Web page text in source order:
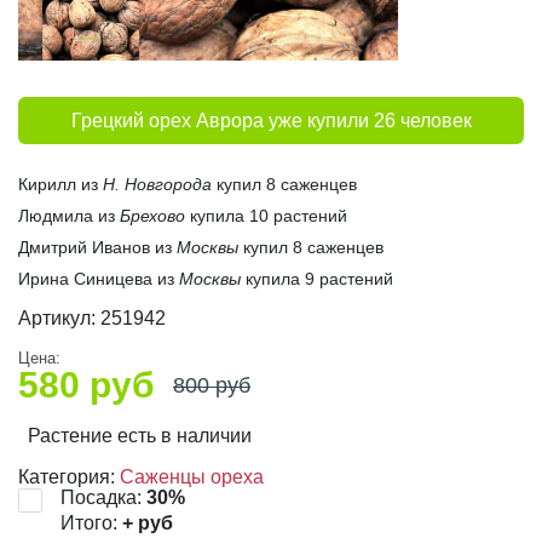
Грецкий орех Аврора уже купили 26 человек
Кирилл из Н. Новгорода купил 8 саженцев
Людмила из Брехово купила 10 растений
Дмитрий Иванов из Москвы купил 8 саженцев
Ирина Синицева из Москвы купила 9 растений
Артикул: 251942
Цена:
580 руб 800руб
Растение есть в наличии
Категория: Саженцы ореха
Посадка: 30%
Итого: + руб